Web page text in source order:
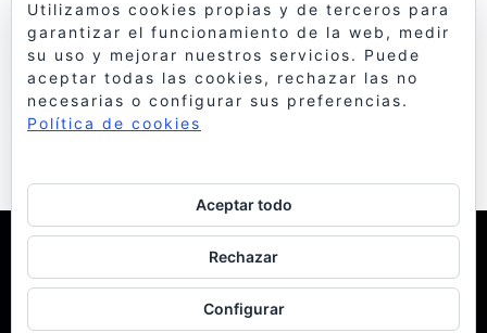
© 1998 Bello y Monterde Arquitectos
Cookies
Utilizamos cookies propias y de terceros para
garantizar el funcionamiento de la web, medir
su uso y mejorar nuestros servicios. Puede
aceptar todas las cookies, rechazar las no
necesarias o configurar sus preferencias.
Política de cookies
Aceptar todo
Rechazar
Configurar